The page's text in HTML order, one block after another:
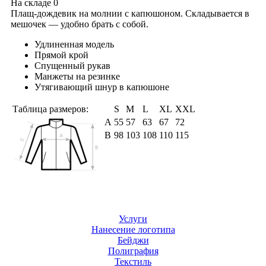
На складе 0
Плащ-дождевик на молнии с капюшоном. Складывается в
мешочек — удобно брать с собой.
Удлиненная модель
Прямой крой
Спущенный рукав
Манжеты на резинке
Утягивающий шнур в капюшоне
Таблица размеров: S M L XL XXL
А 55 57 63 67
72
B 98 103 108 110 115
Услуги
Нанесение логотипа
Бейджи
Полиграфия
Текстиль